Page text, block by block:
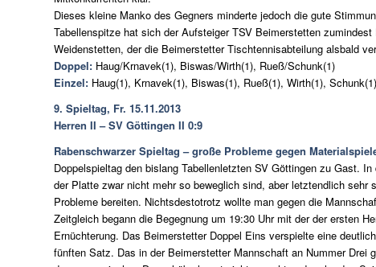
Dieses kleine Manko des Gegners minderte jedoch die gute
Tabellenspitze hat sich der Aufsteiger TSV Beimerstetten
Weidenstetten, der die Beimerstetter Tischtennisabteilung alsbald
Doppel: Haug/Krnavek(1), Biswas/Wirth(1), Rueß/Schunk(1)
Einzel: Haug(1), Krnavek(1), Biswas(1), Rueß(1), Wirth(1), Schunk(1)
9. Spieltag, Fr. 15.11.2013
Herren II – SV Göttingen II 0:9
Rabenschwarzer Spieltag – große Probleme gegen
Doppelspieltag den bislang Tabellenletzten SV Göttingen zu Gast.
der Platte zwar nicht mehr so beweglich sind, aber letztendlich
Probleme bereiten. Nichtsdestotrotz wollte man gegen die
Zeitgleich begann die Begegnung um 19:30 Uhr mit der der ersten
Ernüchterung. Das Beimerstetter Doppel Eins verspielte eine
fünften Satz. Das in der Beimerstetter Mannschaft an Nummer